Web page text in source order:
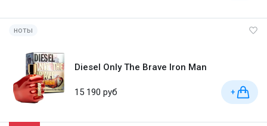
ноты
Diesel Only The Brave Iron Man
15 190 руб +